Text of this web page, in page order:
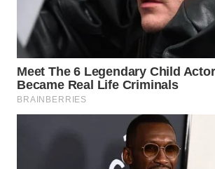
WN
TAPANULI
SELATAN
WN
TANJUNG
LESUNG